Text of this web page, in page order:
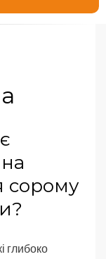
сорому
глибоко